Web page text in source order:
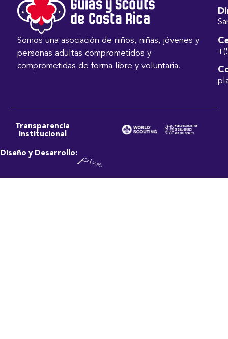
Somos una asociación de niños, niñas, jóvenes y
personas adultas comprometidos y
comprometidas de forma libre y voluntaria.
Transparencia
Institucional
Diseño y Desarrollo: